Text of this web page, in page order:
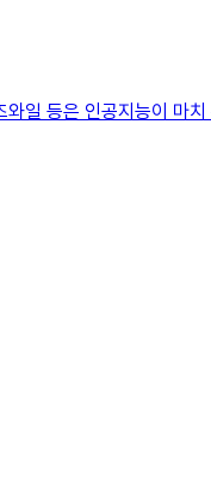
일 등은 인공지능이 마